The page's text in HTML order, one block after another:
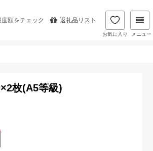
度額をチェック 返礼品リスト
お気に入り メニュー
枚(A5等級)